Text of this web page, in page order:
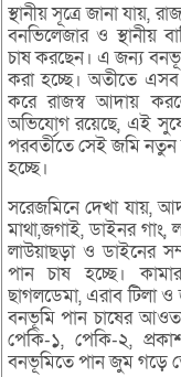
স্থানীয় সূত্রে জানা যায়,
বনভিলেজার ও স্থানীয়
চাষ করছেন। এ জন্য
করা হচ্ছে। অতীতে এসব
করে রাজস্ব আদায়
অভিযোগ রয়েছে, এই
পরবর্তীতে সেই জমি নতুন
হচ্ছে।
সরেজমিনে দেখা যায়,
মাথা,জগাই, ডাইনর গাং,
লাউয়াছড়া ও ডাইনের
পান চাষ হচ্ছে।
ছাগলডেমা, এরাব টিলা ও
বনভূমি পান চাষের
পেকি-১, পেকি-২,
বনভূমিতে পান জুম গড়ে